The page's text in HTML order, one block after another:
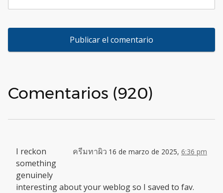
Comentarios (920)
ครีมทาผิว 16 de marzo de 2025, 6:36 pm
I reckon
something
genuinely
interesting about your weblog so I saved to fav.